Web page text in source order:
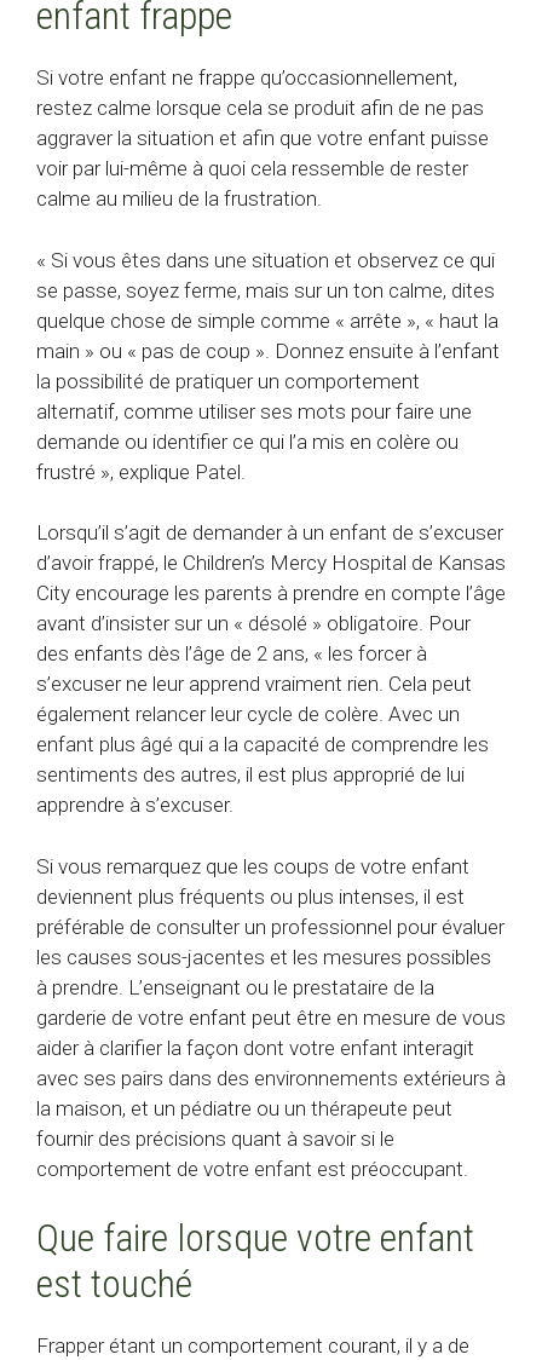
enfant frappe
Si votre enfant ne frappe qu’occasionnellement,
restez calme lorsque cela se produit afin de ne pas
aggraver la situation et afin que votre enfant puisse
voir par lui-même à quoi cela ressemble de rester
calme au milieu de la frustration.
« Si vous êtes dans une situation et observez ce qui
se passe, soyez ferme, mais sur un ton calme, dites
quelque chose de simple comme « arrête », « haut la
main » ou « pas de coup ». Donnez ensuite à l’enfant
la possibilité de pratiquer un comportement
alternatif, comme utiliser ses mots pour faire une
demande ou identifier ce qui l’a mis en colère ou
frustré », explique Patel.
Lorsqu’il s’agit de demander à un enfant de s’excuser
d’avoir frappé, le Children’s Mercy Hospital de Kansas
City encourage les parents à prendre en compte l’âge
avant d’insister sur un « désolé » obligatoire. Pour
des enfants dès l’âge de 2 ans, « les forcer à
s’excuser ne leur apprend vraiment rien. Cela peut
également relancer leur cycle de colère. Avec un
enfant plus âgé qui a la capacité de comprendre les
sentiments des autres, il est plus approprié de lui
apprendre à s’excuser.
Si vous remarquez que les coups de votre enfant
deviennent plus fréquents ou plus intenses, il est
préférable de consulter un professionnel pour évaluer
les causes sous-jacentes et les mesures possibles
à prendre. L’enseignant ou le prestataire de la
garderie de votre enfant peut être en mesure de vous
aider à clarifier la façon dont votre enfant interagit
avec ses pairs dans des environnements extérieurs à
la maison, et un pédiatre ou un thérapeute peut
fournir des précisions quant à savoir si le
comportement de votre enfant est préoccupant.
Que faire lorsque votre enfant
est touché
Frapper étant un comportement courant, il y a de